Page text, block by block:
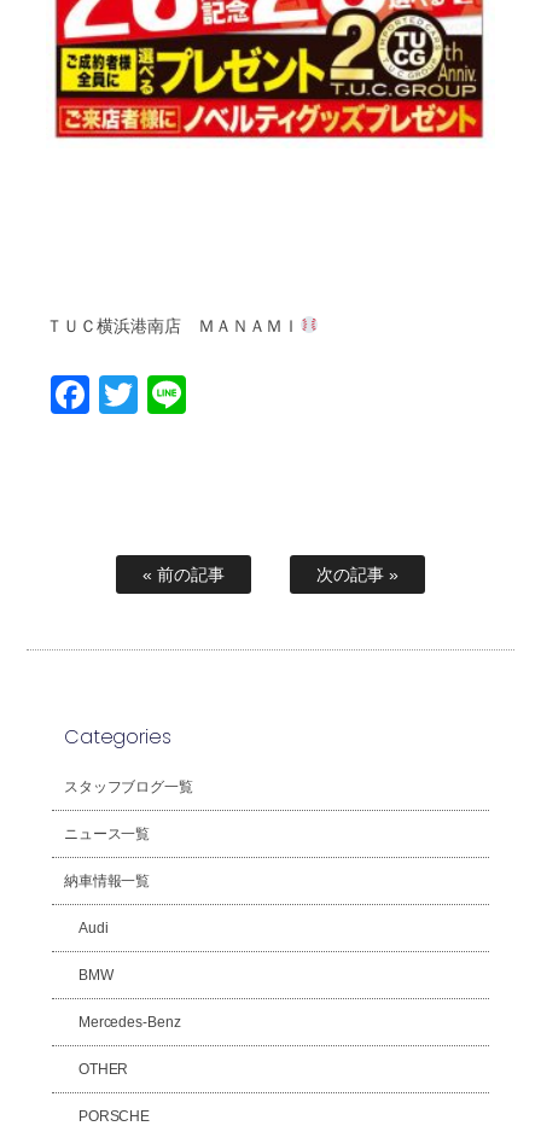
ＴＵＣ横浜港南店 ＭＡＮＡＭＩ
Facebook
Twitter
« 前の記事 次の記事 »
Categories
スタッフブログ一覧
ニュース一覧
納車情報一覧
Audi
BMW
Mercedes-Benz
OTHER
PORSCHE